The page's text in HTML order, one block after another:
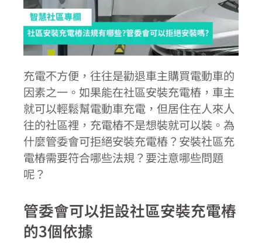
充電不方便，往往是勸退車主購買電動車的
因素之一。如果能在社區安裝充電樁，車主
就可以輕鬆幫電動車充電，但居住在人來人
往的社區裡，充電樁不是想裝就可以裝。為
什麼管委會可拒絕安裝充電樁？安裝社區充
電樁需要符合哪些法規？要注意哪些問題
呢？
管委會可以拒設社區安裝充電樁
的3個依據